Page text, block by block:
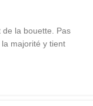
la bouette. Pas
majorité y tient